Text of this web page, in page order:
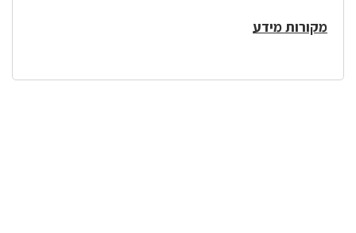
מקורות מידע